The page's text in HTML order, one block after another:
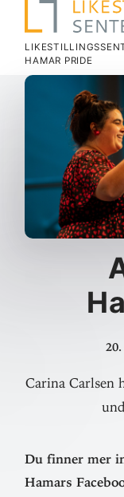
HAMAR PRIDE
Carina Carlsen
Du finner mer
Hamars